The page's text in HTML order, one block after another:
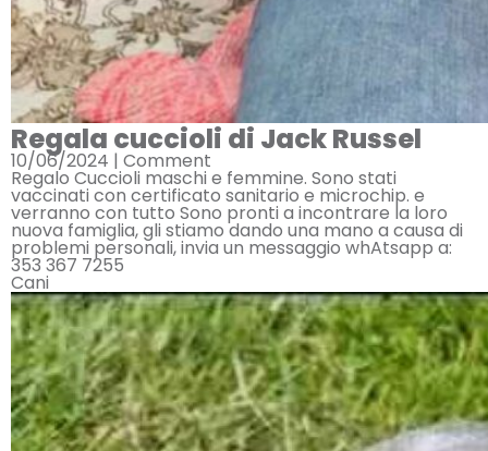
Regala cuccioli di Jack Russel
10/06/2024 | Comment
Regalo Cuccioli maschi e femmine. Sono stati
vaccinati con certificato sanitario e microchip. e
verranno con tutto Sono pronti a incontrare la loro
nuova famiglia, gli stiamo dando una mano a causa di
problemi personali, invia un messaggio whAtsapp a:
353 367 7255
Cani